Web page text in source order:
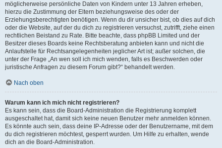
möglicherweise persönliche Daten von Kindern unter 13 Jahren erheben,
hierzu die Zustimmung der Eltern beziehungsweise des oder der
Erziehungsberechtigten benötigen. Wenn du dir unsicher bist, ob dies auf dich
oder die Website, auf der du dich zu registrieren versuchst, zutrifft, ziehe einen
rechtlichen Beistand zu Rate. Bitte beachte, dass phpBB Limited und der
Besitzer dieses Boards keine Rechtsberatung anbieten kann und nicht die
Anlaufstelle für Rechtsangelegenheiten jeglicher Art ist; außer solchen, die
unter der Frage „An wen soll ich mich wenden, falls es Beschwerden oder
juristische Anfragen zu diesem Forum gibt?“ behandelt werden.
Nach oben
Warum kann ich mich nicht registrieren?
Es kann sein, dass die Board-Administration die Registrierung komplett
ausgeschaltet hat, damit sich keine neuen Benutzer mehr anmelden können.
Es könnte auch sein, dass deine IP-Adresse oder der Benutzername, mit dem
du dich registrieren möchtest, gesperrt wurden. Um Hilfe zu erhalten, wende
dich an die Board-Administration.